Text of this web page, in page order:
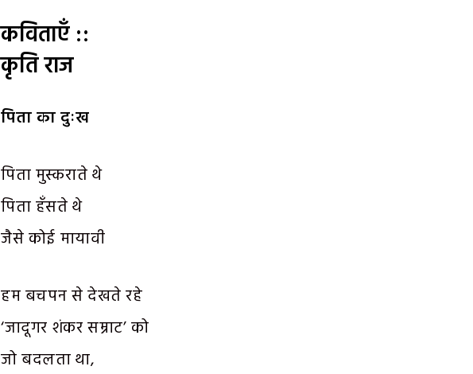
कविताएँ ::
कृति राज
पिता का दुःख
पिता मुस्कराते थे
पिता हँसते थे
जैसे कोई मायावी
हम बचपन से देखते रहे
‘जादूगर शंकर सम्राट’ को
जो बदलता था,